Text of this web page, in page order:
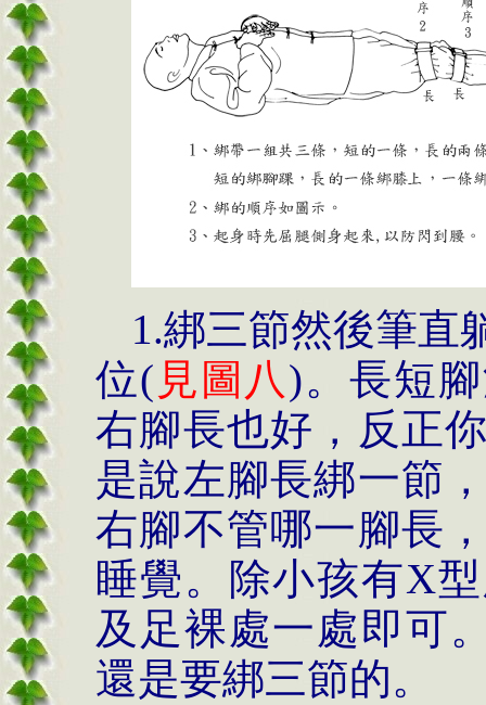
1.綁三節然後筆直
位( 見圖八)。長短
右腳長也好，反正
是說左腳長綁一節
右腳不管哪一腳長
睡覺。除小孩有X
及足裸處一處即可
還是要綁三節的。